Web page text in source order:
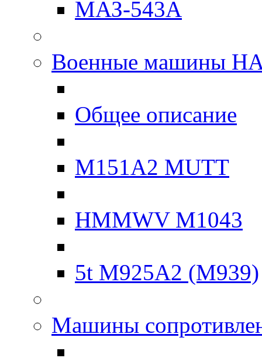
МАЗ-543А
Военные машины
Общее описание
M151A2 MUTT
HMMWV M1043
5t M925A2 (M939)
Машины